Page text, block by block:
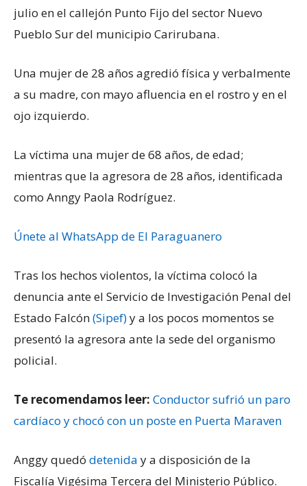
julio en el callejón Punto Fijo del sector Nuevo
Pueblo Sur del municipio Carirubana.
Una mujer de 28 años agredió física y verbalmente
a su madre, con mayo afluencia en el rostro y en el
ojo izquierdo.
La víctima una mujer de 68 años, de edad;
mientras que la agresora de 28 años, identificada
como Anngy Paola Rodríguez.
Únete al WhatsApp de El Paraguanero
Tras los hechos violentos, la víctima colocó la
denuncia ante el Servicio de Investigación Penal del
Estado Falcón(Sipef)y a los pocos momentos se
presentó la agresora ante la sede del organismo
policial.
Te recomendamos leer: Conductor sufrió un paro
cardíaco y chocó con un poste en Puerta Maraven
Anggy quedó detenida y a disposición de la
Fiscalía Vigésima Tercera del Ministerio Público.